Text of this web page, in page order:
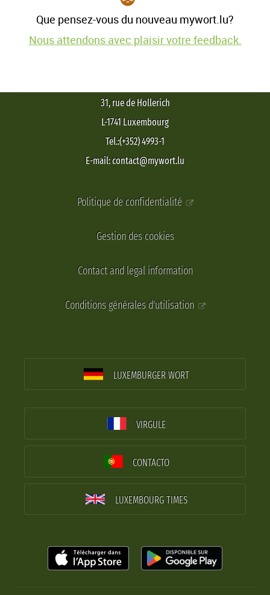
Que pensez-vous du nouveau mywort.lu?
Nous attendons avec plaisir votre feedback.
31, rue de Hollerich
L-1741 Luxembourg
Tel.:(+352) 4993-1
E-mail: contact@mywort.lu
Politique de confidentialité
Gestion des cookies
Contact and legal information
Conditions générales d'utilisation
LUXEMBURGER WORT
VIRGULE
CONTACTO
LUXEMBOURG TIMES